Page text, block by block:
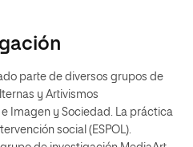
parte de diversos grupos de
y Artivismos
Imagen y Sociedad. La práctica
social (ESPOL).